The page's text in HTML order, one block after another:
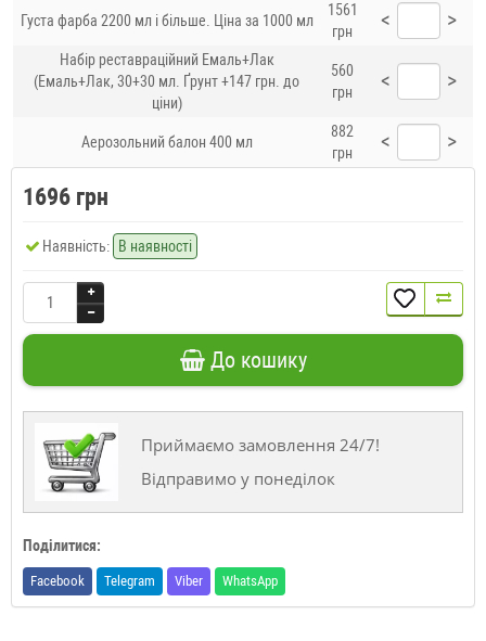
Густа фарба 2200 мл і більше. Ціна за 1000 мл
1561
грн
< >
Набір реставраційний Емаль+Лак
(Емаль+Лак, 30+30 мл. Ґрунт +147 грн. до
ціни)
560
грн
< >
Аерозольний балон 400 мл
882
грн
< >
1696 грн
Наявність: В наявності
До кошику
Приймаємо замовлення 24/7!
Відправимо у понеділок
Поділитися:
Facebook Telegram Viber WhatsApp